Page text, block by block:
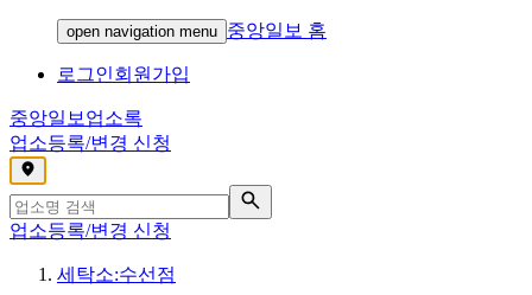
open navigation menu 중앙일보 홈
로그인회원가입
중앙일보 업소록
업소등록/변경 신청
,
업소등록/변경 신청
세탁소:수선점